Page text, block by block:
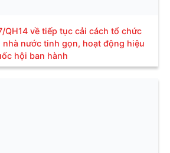
QH14 về tiếp tục cải cách tổ chức
nhà nước tinh gọn, hoạt động hiệu
hội ban hành